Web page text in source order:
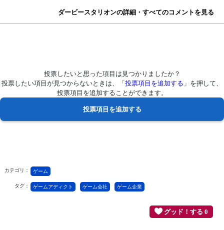
ダービースタリオンの詳細・すべてのコメントを見る
投票したいと思った項目は見つかりましたか？
投票したい項目が見つからないときは、「 投票項目を追加する 」を押して、
投票項目を追加することができます。
カテゴリ： ゲーム
タグ： ゲームアディクト ゲーム会社 ゲーム企業
グッド！する 0